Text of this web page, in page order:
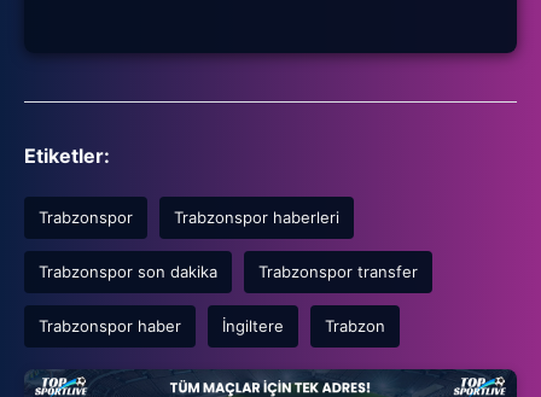
Etiketler:
Trabzonspor Trabzonspor haberleri
Trabzonspor son dakika Trabzonspor transfer
Trabzonspor haber İngiltere Trabzon